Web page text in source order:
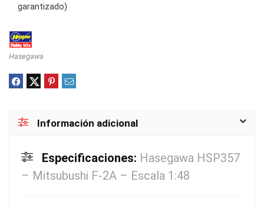
garantizado)
Hasegawa
Información adicional
Especificaciones: Hasegawa HSP357
– Mitsubushi F-2A – Escala 1:48